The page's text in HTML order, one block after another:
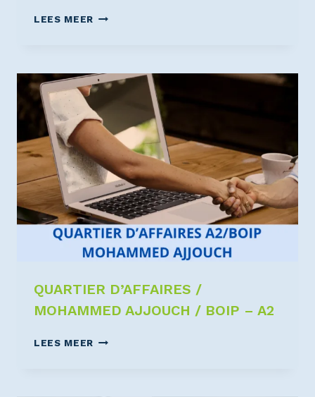
LEES MEER
QUARTIER D’AFFAIRES /
MOHAMMED AJJOUCH / BOIP – A2
LEES MEER